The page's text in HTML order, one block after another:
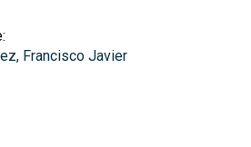
Francisco Javier